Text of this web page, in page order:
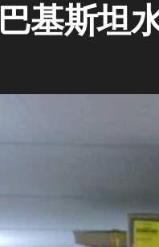
巴基斯坦